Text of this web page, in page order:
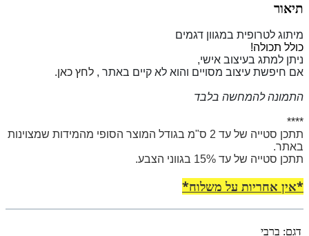
תיאור
מיתוג לטרופית במגוון דגמים
כולל תכולה!
ניתן למתג בעיצוב אישי,
אם חיפשת עיצוב מסויים והוא לא קיים באתר , לחץ כאן.
התמונה להמחשה בלבד
****
תתכן סטייה של עד 2 ס"מ בגודל המוצר הסופי מהמידות שמצוינות
באתר.
תתכן סטייה של עד 15% בגווני הצבע.
*אין אחריות על משלוח*
דגם: ברבי